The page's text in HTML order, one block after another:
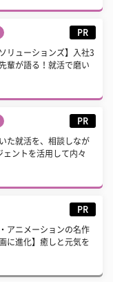
PR
リューションズ】入社3
輩が語る！就活で磨い
PR
た就活を、相談しなが
ェントを活用して内々
PR
アニメーションの名作
に進化】癒しと元気を